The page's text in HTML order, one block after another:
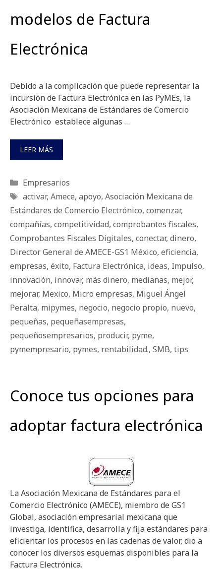
modelos de Factura
Electrónica
Debido a la complicación que puede representar la
incursión de Factura Electrónica en las PyMEs, la
Asociación Mexicana de Estándares de Comercio
Electrónico establece algunas …
LEER MÁS
Categorías
Empresarios
Etiquetas
activar, Amece, apoyo, Asociación Mexicana de
Estándares de Comercio Electrónico, comenzar,
compañías, competitividad, comprobantes fiscales,
Comprobantes Fiscales Digitales, conectar, dinero,
Director General de AMECE-GS1 México, eficiencia,
empresas, éxito, Factura Electrónica, ideas, Impulso,
innovación, innovar, más dinero, medianas, mejor,
mejorar, Mexico, Micro empresas, Miguel Ángel
Peralta, mipymes, negocio, negocio propio, nuevo,
pequeñas, pequeñasempresas,
pequeñosempresarios, producir, pyme,
pymempresario, pymes, rentabilidad., SMB, tips
Conoce tus opciones para
adoptar factura electrónica
La Asociación Mexicana de Estándares para el
Comercio Electrónico (AMECE), miembro de GS1
Global, asociación empresarial mexicana que
investiga, identifica, desarrolla y fija estándares para
eficientar los procesos en las cadenas de valor, dio a
conocer los diversos esquemas disponibles para la
Factura Electrónica.